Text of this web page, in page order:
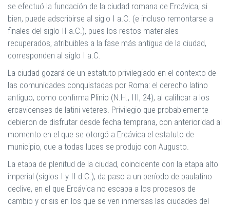
se efectuó la fundación de la ciudad romana de Ercávica, si
bien, puede adscribirse al siglo I a.C. (e incluso remontarse a
finales del siglo II a.C.), pues los restos materiales
recuperados, atribuibles a la fase más antigua de la ciudad,
corresponden al siglo I a.C.
La ciudad gozará de un estatuto privilegiado en el contexto de
las comunidades conquistadas por Roma: el derecho latino
antiguo, como confirma Plinio (N.H., III, 24), al calificar a los
ercavicenses de latini veteres. Privilegio que probablemente
debieron de disfrutar desde fecha temprana, con anterioridad al
momento en el que se otorgó a Ercávica el estatuto de
municipio, que a todas luces se produjo con Augusto.
La etapa de plenitud de la ciudad, coincidente con la etapa alto
imperial (siglos I y II d.C.), da paso a un período de paulatino
declive, en el que Ercávica no escapa a los procesos de
cambio y crisis en los que se ven inmersas las ciudades del